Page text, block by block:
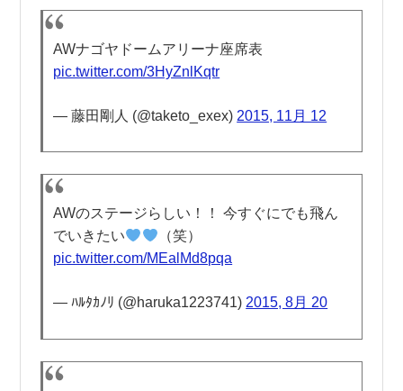
AWナゴヤドームアリーナ座席表
pic.twitter.com/3HyZnlKqtr
— 藤田剛人 (@taketo_exex) 2015, 11月 12
AWのステージらしい！！ 今すぐにでも飛ん
でいきたい
（笑）
pic.twitter.com/MEalMd8pqa
— ﾊﾙﾀｶﾉﾘ (@haruka1223741) 2015, 8月 20